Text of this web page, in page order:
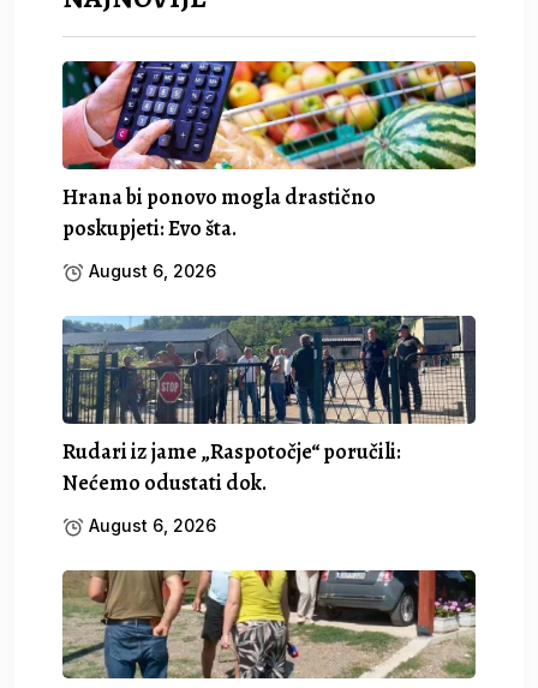
Hrana bi ponovo mogla drastično
poskupjeti: Evo šta.
August 6, 2026
Rudari iz jame „Raspotočje“ poručili:
Nećemo odustati dok.
August 6, 2026